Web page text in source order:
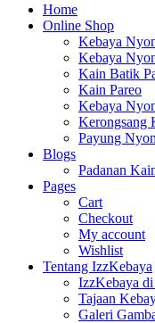
Home
Online Shop
Kebaya
Kebaya
Kain Batik
Kain Pareo
Kebaya
Kerongsang
Payung
Blogs
Padanan
Pages
Cart
Checkout
My account
Wishlist
Tentang IzzKebaya
IzzKebaya
Tajaan
Galeri